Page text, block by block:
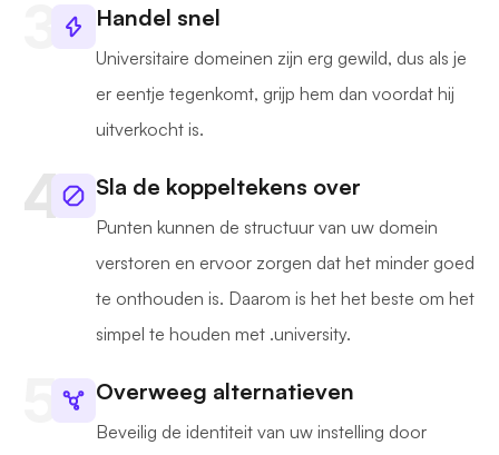
Handel snel
Universitaire domeinen zijn erg gewild, dus als je
er eentje tegenkomt, grijp hem dan voordat hij
uitverkocht is.
Sla de koppeltekens over
Punten kunnen de structuur van uw domein
verstoren en ervoor zorgen dat het minder goed
te onthouden is. Daarom is het het beste om het
simpel te houden met .university.
Overweeg alternatieven
Beveilig de identiteit van uw instelling door